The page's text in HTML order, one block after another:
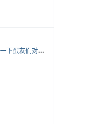
*
我正在建立一个英语口语教学的网站。想问一下蛋友们对这类教学机构或网站的痛点。